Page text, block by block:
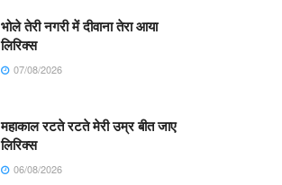
भोले तेरी नगरी में दीवाना तेरा आया
लिरिक्स
07/08/2026
महाकाल रटते रटते मेरी उम्र बीत जाए
लिरिक्स
06/08/2026